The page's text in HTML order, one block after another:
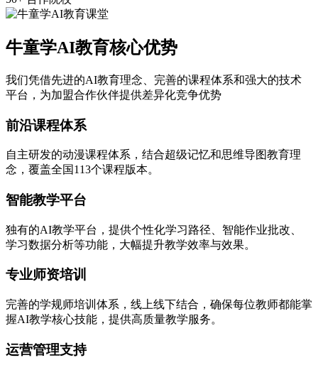
牛童学AI教育核心优势
我们凭借先进的AI教育理念、完善的课程体系和强大的技术
平台，为加盟合作伙伴提供差异化竞争优势
前沿课程体系
自主研发的动漫课程体系，结合超级记忆和思维导图教育理
念，覆盖全国113个课程版本。
智能教学平台
独有的AI教学平台，提供个性化学习路径、智能作业批改、
学习数据分析等功能，大幅提升教学效率与效果。
专业师资培训
完善的学规师培训体系，线上线下结合，确保每位教师都能掌
握AI教学核心技能，提供高质量教学服务。
运营管理支持